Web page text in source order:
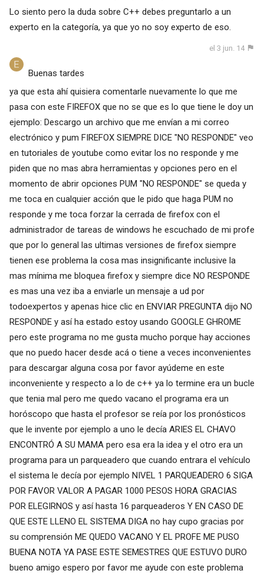
Lo siento pero la duda sobre C++ debes preguntarlo a un
experto en la categoría, ya que yo no soy experto de eso.
el 3 jun. 14
Buenas tardes
ya que esta ahí quisiera comentarle nuevamente lo que me
pasa con este FIREFOX que no se que es lo que tiene le doy un
ejemplo: Descargo un archivo que me envían a mi correo
electrónico y pum FIREFOX SIEMPRE DICE "NO RESPONDE" veo
en tutoriales de youtube como evitar los no responde y me
piden que no mas abra herramientas y opciones pero en el
momento de abrir opciones PUM "NO RESPONDE" se queda y
me toca en cualquier acción que le pido que haga PUM no
responde y me toca forzar la cerrada de firefox con el
administrador de tareas de windows he escuchado de mi profe
que por lo general las ultimas versiones de firefox siempre
tienen ese problema la cosa mas insignificante inclusive la
mas mínima me bloquea firefox y siempre dice NO RESPONDE
es mas una vez iba a enviarle un mensaje a ud por
todoexpertos y apenas hice clic en ENVIAR PREGUNTA dijo NO
RESPONDE y así ha estado estoy usando GOOGLE GHROME
pero este programa no me gusta mucho porque hay acciones
que no puedo hacer desde acá o tiene a veces inconvenientes
para descargar alguna cosa por favor ayúdeme en este
inconveniente y respecto a lo de c++ ya lo termine era un bucle
que tenia mal pero me quedo vacano el programa era un
horóscopo que hasta el profesor se reía por los pronósticos
que le invente por ejemplo a uno le decía ARIES EL CHAVO
ENCONTRÓ A SU MAMA pero esa era la idea y el otro era un
programa para un parqueadero que cuando entrara el vehículo
el sistema le decía por ejemplo NIVEL 1 PARQUEADERO 6 SIGA
POR FAVOR VALOR A PAGAR 1000 PESOS HORA GRACIAS
POR ELEGIRNOS y así hasta 16 parqueaderos Y EN CASO DE
QUE ESTE LLENO EL SISTEMA DIGA no hay cupo gracias por
su comprensión ME QUEDO VACANO Y EL PROFE ME PUSO
BUENA NOTA YA PASE ESTE SEMESTRES QUE ESTUVO DURO
bueno amigo espero por favor me ayude con este problema